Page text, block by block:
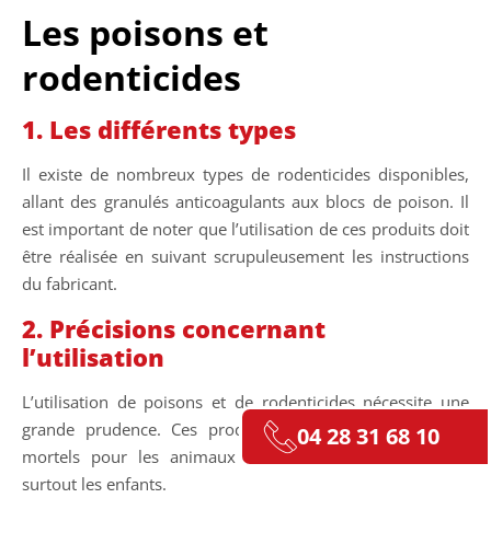
Les poisons et
rodenticides
1. Les différents types
Il existe de nombreux types de rodenticides disponibles,
allant des granulés anticoagulants aux blocs de poison. Il
est important de noter que l’utilisation de ces produits doit
être réalisée en suivant scrupuleusement les instructions
du fabricant.
2. Précisions concernant
l’utilisation
L’utilisation de poisons et de rodenticides nécessite une
grande prudence. Ces produits peuvent être nocifs ou
mortels pour les animaux non ciblés et les humains,
surtout les enfants.
04 28 31 68 10